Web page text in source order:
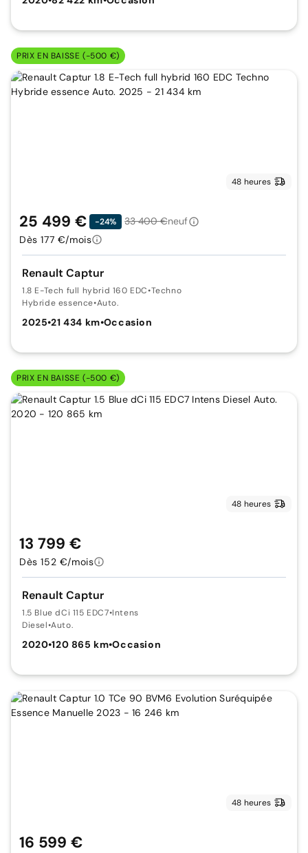
PRIX EN BAISSE (-500 €)
48 heures
Renault Captur
1.8 E-Tech full hybrid 160 EDC•Techno
Hybride essence•Auto.
2025•21 434 km•Occasion
25 499 € -24% 33 400 €neuf
Dès 177 €/mois
PRIX EN BAISSE (-500 €)
48 heures
Renault Captur
1.5 Blue dCi 115 EDC7•Intens
Diesel•Auto.
2020•120 865 km•Occasion
13 799 €
Dès 152 €/mois
48 heures
16 599 €